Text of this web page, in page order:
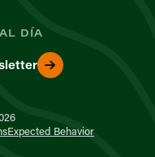
DÍA
Expected Behavior